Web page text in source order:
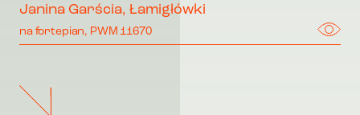
Janina Garścia, Łamigłówki
na fortepian, PWM 11670